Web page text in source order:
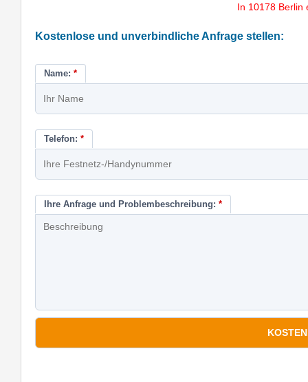
In 10178
Kostenlose und unverbindliche Anfrage stellen:
Name: *
Telefon: *
Ihre Anfrage und Problembeschreibung: *